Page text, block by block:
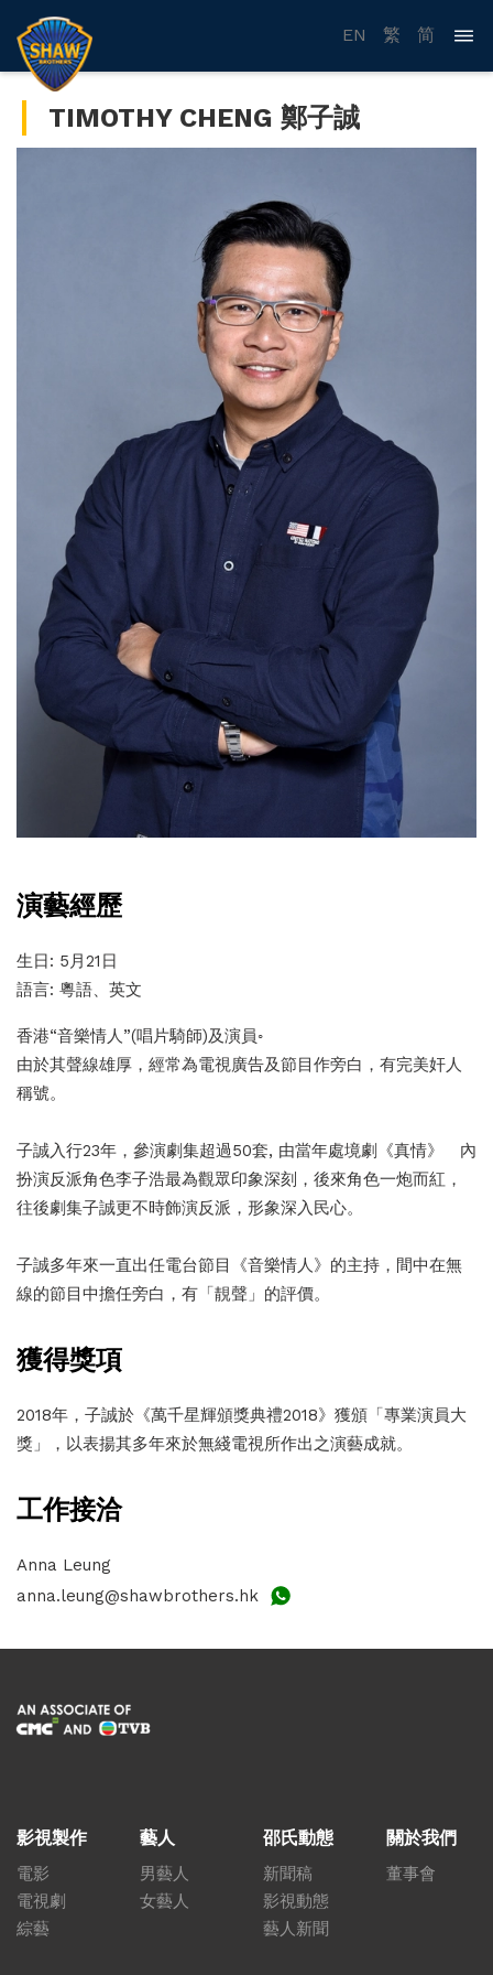
EN 繁 简
TIMOTHY CHENG 鄭子誠
演藝經歷
生日: 5月21日
語言: 粵語、英文
香港“音樂情人”(唱片騎師)及演員◦
由於其聲線雄厚，經常為電視廣告及節目作旁白，有完美奸人
稱號。
子誠入行23年，參演劇集超過50套, 由當年處境劇《真情》 內
扮演反派角色李子浩最為觀眾印象深刻，後來角色一炮而紅，
往後劇集子誠更不時飾演反派，形象深入民心。
子誠多年來一直出任電台節目《音樂情人》的主持，間中在無
線的節目中擔任旁白，有「靚聲」的評價。
獲得獎項
2018年，子誠於《萬千星輝頒獎典禮2018》獲頒「專業演員大
獎」，以表揚其多年來於無綫電視所作出之演藝成就。
工作接洽
Anna Leung
anna.leung@shawbrothers.hk
影視製作
電影
電視劇
綜藝
藝人
男藝人
女藝人
邵氏動態
新聞稿
影視動態
藝人新聞
關於我們
董事會